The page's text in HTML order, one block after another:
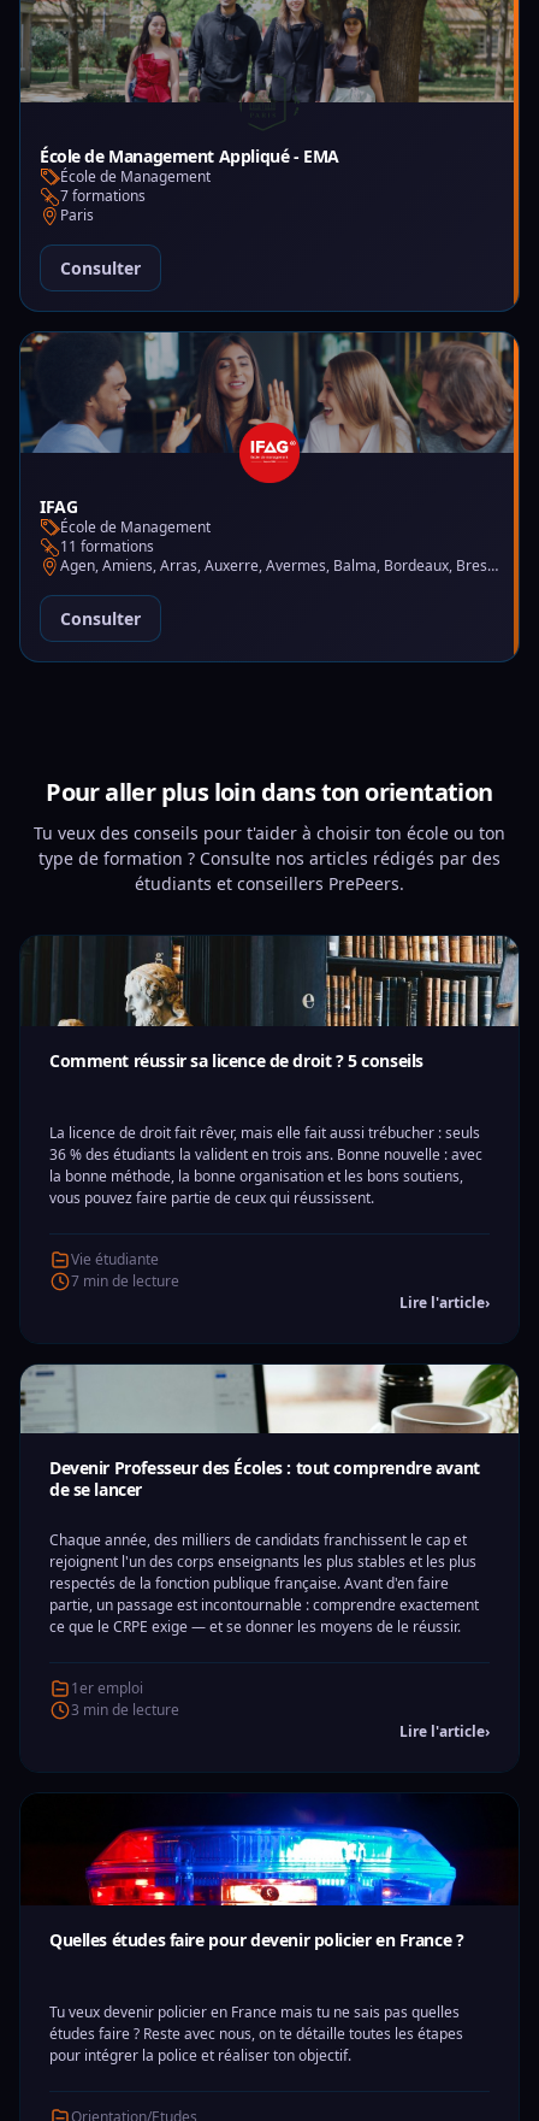
École de Management Appliqué - EMA
École de Management
7 formations
Paris
Consulter
IFAG
École de Management
11 formations
Agen, Amiens, Arras, Auxerre, Avermes, Balma, Bordeaux, Brest, Charleville-Mézières, Chartres, Courbevoie, Dijon, Gap, La Garde, Le Mans, Lille, Lyon, Mont-de-Marsan, Montluçon, Montpellier, Mulhouse, Nantes, Puteaux, Reims, Rennes, Trélazé
Consulter
Pour aller plus loin dans ton orientation
Tu veux des conseils pour t'aider à choisir ton école ou ton
type de formation ? Consulte nos articles rédigés par des
étudiants et conseillers PrePeers.
Comment réussir sa licence de droit ? 5 conseils
La licence de droit fait rêver, mais elle fait aussi trébucher : seuls
36 % des étudiants la valident en trois ans. Bonne nouvelle : avec
la bonne méthode, la bonne organisation et les bons soutiens,
vous pouvez faire partie de ceux qui réussissent.
Vie étudiante
7 min de lecture
Lire l'article›
Devenir Professeur des Écoles : tout comprendre avant
de se lancer
Chaque année, des milliers de candidats franchissent le cap et
rejoignent l'un des corps enseignants les plus stables et les plus
respectés de la fonction publique française. Avant d'en faire
partie, un passage est incontournable : comprendre exactement
ce que le CRPE exige — et se donner les moyens de le réussir.
1er emploi
3 min de lecture
Lire l'article›
Quelles études faire pour devenir policier en France ?
Tu veux devenir policier en France mais tu ne sais pas quelles
études faire ? Reste avec nous, on te détaille toutes les étapes
pour intégrer la police et réaliser ton objectif.
Orientation/Etudes